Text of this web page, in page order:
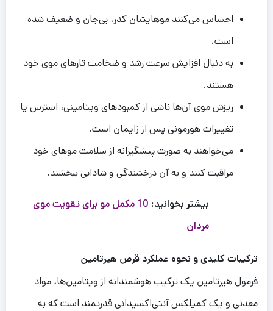
احساس می‌کنند موهایشان کدر، بی‌جان و ضعیف شده
است.
به دنبال افزایش سرعت رشد و ضخامت تارهای موی خود
هستند.
ریزش موی آن‌ها ناشی از کمبودهای ویتامینی، استرس یا
تغییرات هورمونی پس از زایمان است.
می‌خواهند به صورت پیشگیرانه از سلامت موهای خود
مراقبت کنند و به آن درخشندگی و شادابی ببخشند.
بیشتر بخوانید:
10 مکمل مو برای تقویت موی
مردان
ترکیباتکلیدیو نحوه عملکرد قرص هیرتامین
فرمول هیرتامین یک ترکیب هوشمندانه از ویتامین‌ها، مواد
معدنی و یک کمپلکس آنتی‌اکسیدانی قدرتمند است که به